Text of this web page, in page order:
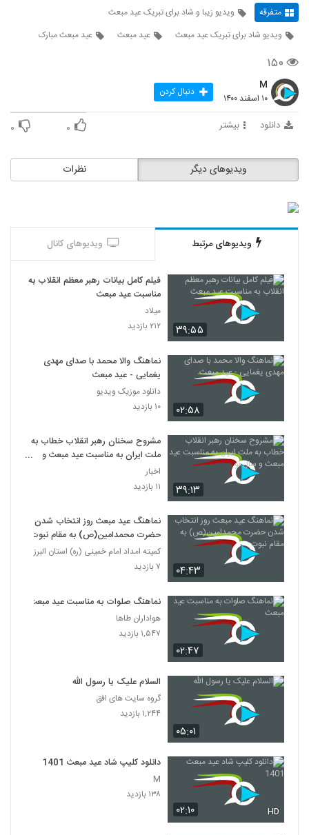
متفرقه
ویدیو زیبا و شاد برای تبریک عید مبعث
ویدیو شاد برای تبریک عید مبعث
عید مبعث عید مبعث مبارک
۱۵۰
M
۱۰ اسفند ۱۴۰۰ دنبال کردن
دانلود بیشتر ۰ ۰
نظرات ویدیوهای دیگر
ویدیوهای مرتبط ویدیوهای کانال
۳۹:۵۵
فیلم کامل بیانات رهبر معظم انقلاب به
مناسبت عید مبعث
میلاد
۲۱۲ بازدید
۰۲:۵۸
نماهنگ والا محمد با صدای مهدی
یغمایی - عید مبعث
دانلود موزیک ویدیو
۱۰ بازدید
۳۹:۱۳
مشروح سخنان رهبر انقلاب خطاب به
ملت ایران به‌ مناسبت عید مبعث و
سال نو
اخبار
۱۱ بازدید
۰۴:۴۳
نماهنگ عید مبعث روز انتخاب شدن
حضرت محمدامین(ص) به مقام نبوت
کمیته امداد امام خمینی (ره) استان البرز
۷ بازدید
۰۲:۴۷
نماهنگ صلوات به مناسبت عید مبعث
هواداران طاها
۱,۵۴۷ بازدید
۰۵:۰۱
السلام علیک یا رسول الله
گروه سایت های افق
۱,۲۴۴ بازدید
۰۲:۱۰ HD
دانلود کلیپ شاد عید مبعث 1401
M
۱۳۸ بازدید